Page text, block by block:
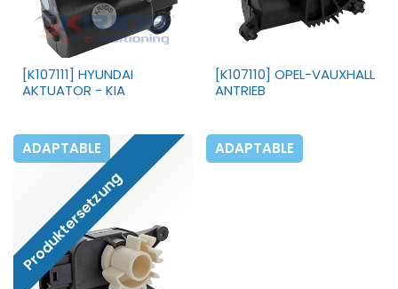
[K107111] HYUNDAI
AKTUATOR - KIA
[K107110] OPEL-VAUXHALL
ANTRIEB
ADAPTABLE
Produktersetzung
ADAPTABLE